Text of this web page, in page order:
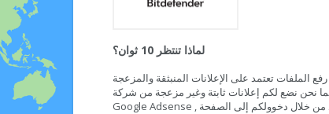
لماذا تنتظر 10 ثوان؟
الملفات تعتمد على الإعلانات المنبثقة والمزعجة
نحن نضع لكم إعلانات ثابتة وغير مزعجة من شركة
Google Adsense , لذلك نحن نكسب بعض النقود من خلال دخوولكم إلى الصفحة